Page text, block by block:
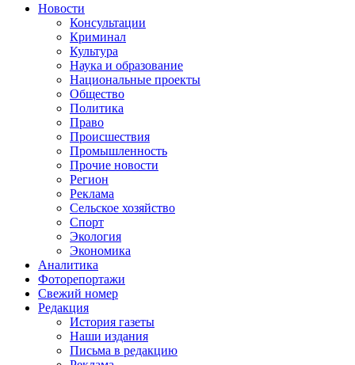
Новости
Консультации
Криминал
Культура
Наука и образование
Национальные проекты
Общество
Политика
Право
Происшествия
Промышленность
Прочие новости
Регион
Реклама
Сельское хозяйство
Спорт
Экология
Экономика
Аналитика
Фоторепортажи
Свежий номер
Редакция
История газеты
Наши издания
Письма в редакцию